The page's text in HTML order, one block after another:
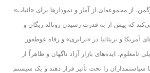
از مجموعه‌ای از آمار و نمودارها برای «اثبات»
که پیش از به قدرت رسیدن رونالد ریگان و
آمریکا و بریتانیا در «برابری» و رفاه غوطه‌ور
نامعلوم، ایده‌های بازار آزاد ناگهان و ظاهراً از
تا سیاستمداران را تحت تأثیر قرار دهند و یک سیستم